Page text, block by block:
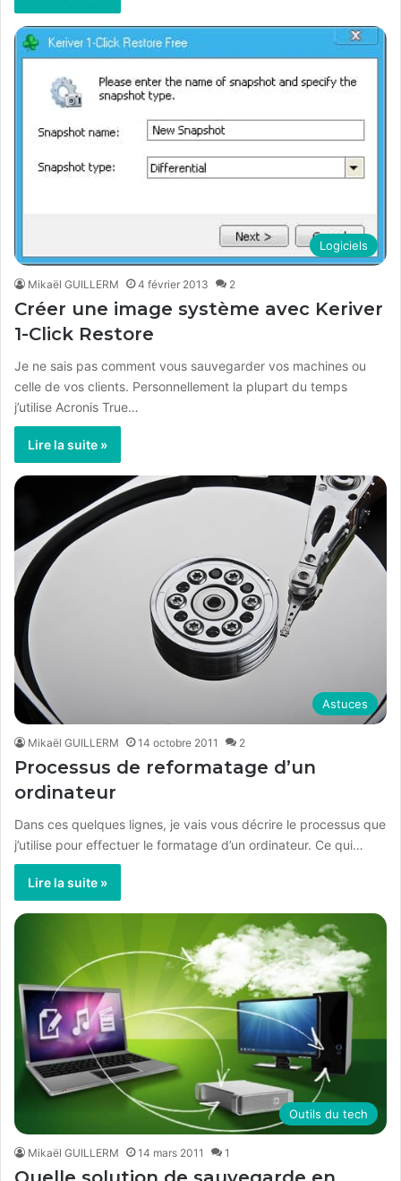
Logiciels
Mikaël GUILLERM 4 février 2013 2
Créer une image système avec Keriver
1-Click Restore
Je ne sais pas comment vous sauvegarder vos machines ou
celle de vos clients. Personnellement la plupart du temps
j’utilise Acronis True…
Lire la suite »
Astuces
Mikaël GUILLERM 14 octobre 2011 2
Processus de reformatage d’un
ordinateur
Dans ces quelques lignes, je vais vous décrire le processus que
j’utilise pour effectuer le formatage d’un ordinateur. Ce qui…
Lire la suite »
Outils du tech
Mikaël GUILLERM 14 mars 2011 1